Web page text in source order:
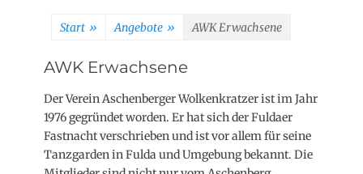
Start » Angebote » AWK Erwachsene
AWK Erwachsene
Der Verein Aschenberger Wolkenkratzer ist im Jahr
1976 gegründet worden. Er hat sich der Fuldaer
Fastnacht verschrieben und ist vor allem für seine
Tanzgarden in Fulda und Umgebung bekannt. Die